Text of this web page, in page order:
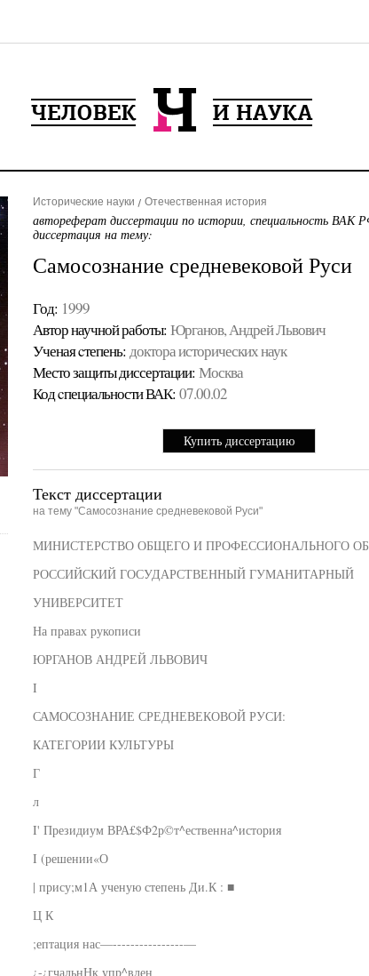
Исторические науки Отечественная история
автореферат диссертации по истории, специальность ВАК
диссертация на тему:
Самосознание средневековой Руси
Год: 1999
Автор научной работы: Юрганов, Андрей Львович
Ученая cтепень: доктора исторических наук
Место защиты диссертации: Москва
Код cпециальности ВАК: 07.00.02
Купить диссертацию
Текст диссертации
на тему "Самосознание средневековой Руси"
МИНИСТЕРСТВО ОБЩЕГО И ПРОФЕССИОНАЛЬНОГО
РОССИЙСКИЙ ГОСУДАРСТВЕННЫЙ ГУМАНИТАРНЫЙ
УНИВЕРСИТЕТ
На правах рукописи
ЮРГАНОВ АНДРЕЙ ЛЬВОВИЧ
I
САМОСОЗНАНИЕ СРЕДНЕВЕКОВОЙ РУСИ:
КАТЕГОРИИ КУЛЬТУРЫ
Г
л
I' Президиум ВРА£$Ф2р©т^ественна^история
I (решении«О
| прису;м1А ученую степень Ди.К : ■
Ц К
;ептация нас—----------------—
¿-¿гчальнНк упр^влен